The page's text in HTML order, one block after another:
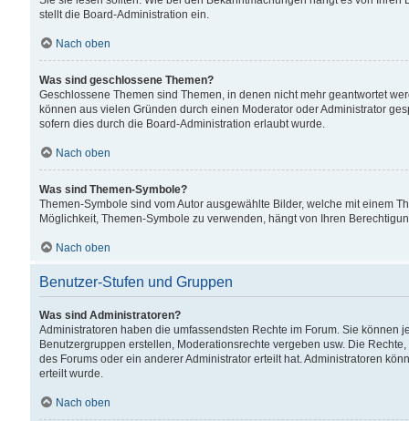
stellt die Board-Administration ein.
Nach oben
Was sind geschlossene Themen?
Geschlossene Themen sind Themen, in denen nicht mehr geantwortet
können aus vielen Gründen durch einen Moderator oder Administrator
sofern dies durch die Board-Administration erlaubt wurde.
Nach oben
Was sind Themen-Symbole?
Themen-Symbole sind vom Autor ausgewählte Bilder, welche mit einem
Möglichkeit, Themen-Symbole zu verwenden, hängt von Ihren
Nach oben
Benutzer-Stufen und Gruppen
Was sind Administratoren?
Administratoren haben die umfassendsten Rechte im Forum. Sie können
Benutzergruppen erstellen, Moderationsrechte vergeben usw. Die
des Forums oder ein anderer Administrator erteilt hat. Administratoren
erteilt wurde.
Nach oben